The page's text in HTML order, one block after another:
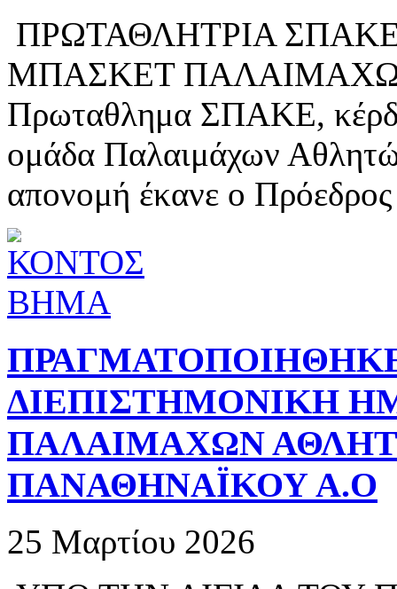
ΠΡΩΤΑΘΛΗΤΡΙΑ
ΜΠΑΣΚΕΤ
Πρωταθλημα ΣΠΑΚΕ,
ομάδα Παλαιμάχων
απονομή έκανε ο
ΔΙΕΠΙΣΤΗΜΟΝΙΚΗ
ΠΑΛΑΙΜΑΧΩΝ
ΠΑΝΑΘΗΝΑΪΚΟΥ Α.Ο
25 Μαρτίου 2026